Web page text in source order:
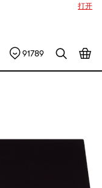
打开
91789